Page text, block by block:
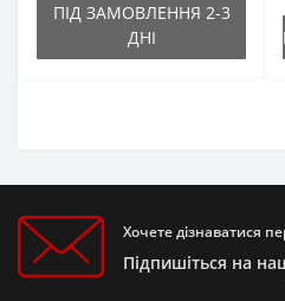
ПІД ЗАМОВЛЕННЯ 2-3
ДНІ
Хочете дізнаватися
Підпишіться на